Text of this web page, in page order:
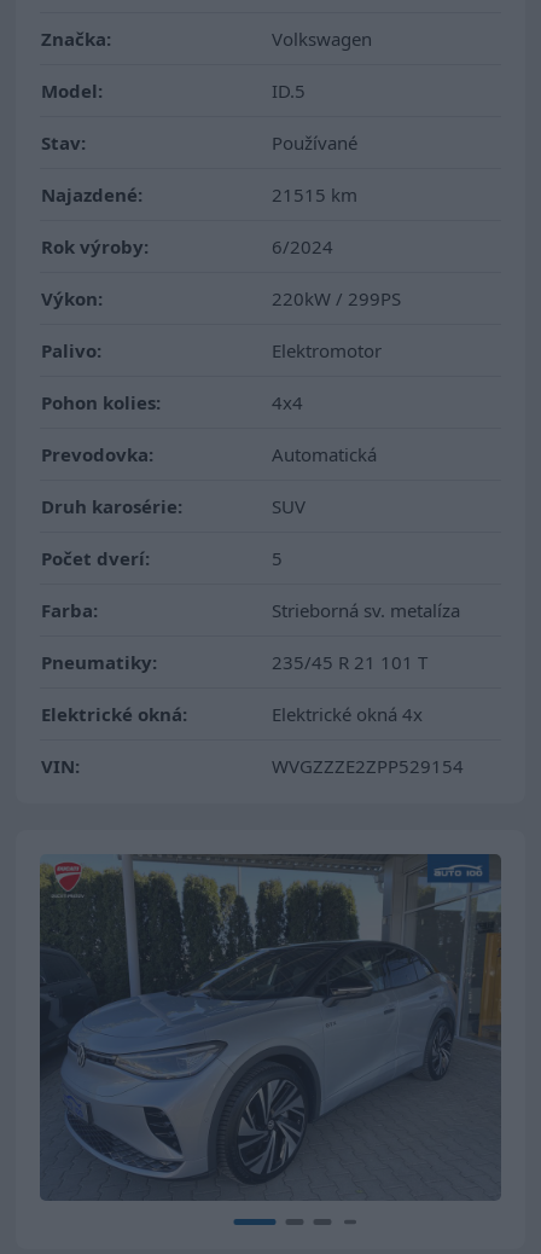
Značka: Volkswagen
Model: ID.5
Stav: Používané
Najazdené: 21515 km
Rok výroby: 6/2024
Výkon: 220kW / 299PS
Palivo: Elektromotor
Pohon kolies: 4x4
Prevodovka: Automatická
Druh karosérie: SUV
Počet dverí: 5
Farba: Strieborná sv. metalíza
Pneumatiky: 235/45 R 21 101 T
Elektrické okná: Elektrické okná 4x
VIN: WVGZZZE2ZPP529154